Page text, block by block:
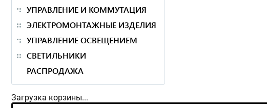
УПРАВЛЕНИЕ И КОММУТАЦИЯ
ЭЛЕКТРОМОНТАЖНЫЕ ИЗДЕЛИЯ
УПРАВЛЕНИЕ ОСВЕЩЕНИЕМ
СВЕТИЛЬНИКИ
РАСПРОДАЖА
Загрузка корзины...